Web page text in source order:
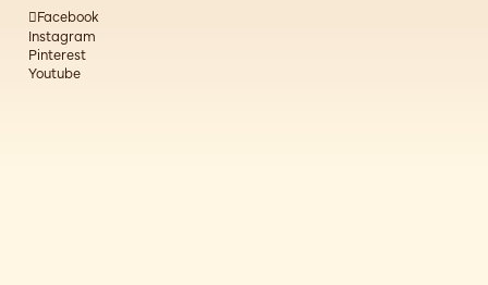
Facebook
Instagram
Pinterest
Youtube